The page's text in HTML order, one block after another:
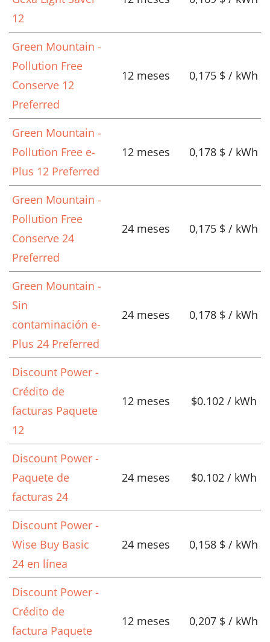
12
Green Mountain -
Pollution Free
Conserve 12
Preferred
12 meses 0,175 $ / kWh
Green Mountain -
Pollution Free e-
Plus 12 Preferred
12 meses 0,178 $ / kWh
Green Mountain -
Pollution Free
Conserve 24
Preferred
24 meses 0,175 $ / kWh
Green Mountain -
Sin
contaminación e-
Plus 24 Preferred
24 meses 0,178 $ / kWh
Discount Power -
Crédito de
facturas Paquete
12
12 meses $0.102 / kWh
Discount Power -
Paquete de
facturas 24
24 meses $0.102 / kWh
Discount Power -
Wise Buy Basic
24 en línea
24 meses 0,158 $ / kWh
Discount Power -
Crédito de
factura Paquete
12 meses 0,207 $ / kWh